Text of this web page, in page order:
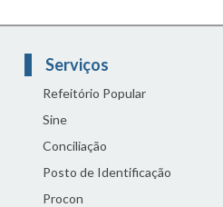
Serviços
Refeitório Popular
Sine
Conciliação
Posto de Identificação
Procon